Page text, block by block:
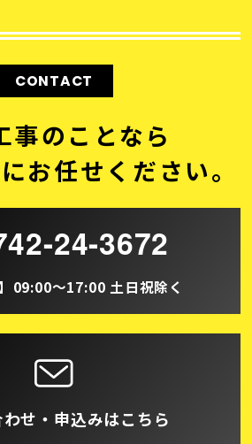
CONTACT
事のことなら
お任せください。
24-3672
09:00～17:00 土日祝除く
せ・申込みはこちら